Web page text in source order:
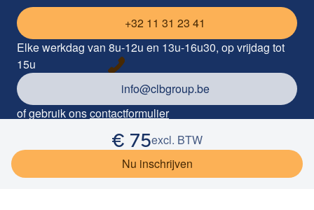
€ 75excl. BTW
Nu inschrijven
+32 11 31 23 41
Elke werkdag van 8u-12u en 13u-16u30, op vrijdag tot
15u
info@clbgroup.be
of gebruik onscontactformulier
Industrieterrein Kolmen 1085, 3570 Alken
PrivacyCookieverklaring